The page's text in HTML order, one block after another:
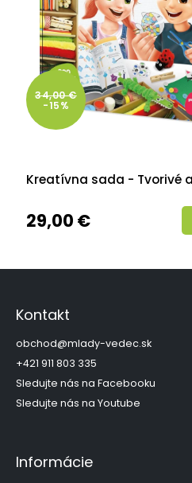
34,00 €
-15%
Kreatívna sada - Tvorivé
29,00 €
Z
Kontakt
obchod@mlady-vedec.sk
+421 911 803 335
Sledujte nás na Facebooku
Sledujte nás na Youtube
Informácie